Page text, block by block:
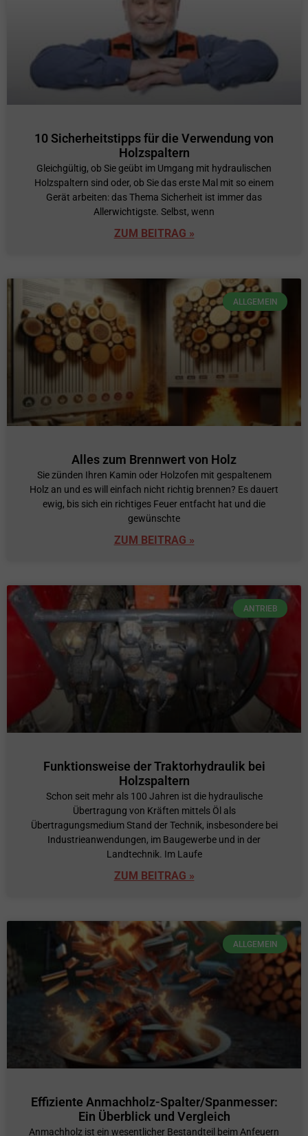
10 Sicherheitstipps für die Verwendung von
Holzspaltern
Gleichgültig, ob Sie geübt im Umgang mit hydraulischen
Holzspaltern sind oder, ob Sie das erste Mal mit so einem
Gerät arbeiten: das Thema Sicherheit ist immer das
Allerwichtigste. Selbst, wenn
ZUM BEITRAG »
ALLGEMEIN
Alles zum Brennwert von Holz
Sie zünden Ihren Kamin oder Holzofen mit gespaltenem
Holz an und es will einfach nicht richtig brennen? Es dauert
ewig, bis sich ein richtiges Feuer entfacht hat und die
gewünschte
ZUM BEITRAG »
ANTRIEB
Funktionsweise der Traktorhydraulik bei
Holzspaltern
Schon seit mehr als 100 Jahren ist die hydraulische
Übertragung von Kräften mittels Öl als
Übertragungsmedium Stand der Technik, insbesondere bei
Industrieanwendungen, im Baugewerbe und in der
Landtechnik. Im Laufe
ZUM BEITRAG »
ALLGEMEIN
Effiziente Anmachholz-Spalter/Spanmesser:
Ein Überblick und Vergleich
Anmachholz ist ein wesentlicher Bestandteil beim Anfeuern